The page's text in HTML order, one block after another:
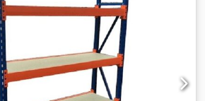
στηριγμάτων, πλαστικές πλάκες
2450mm, Dkedpfx Anjcfby Texor
4x ράφια 2430x745mm, Πάχος: 22